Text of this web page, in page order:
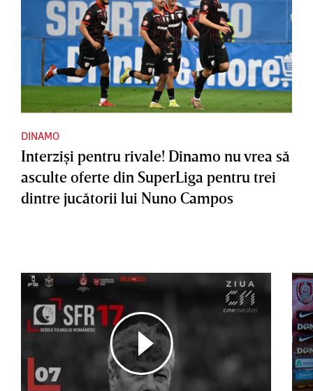
DINAMO
Interzişi pentru rivale! Dinamo nu vrea să
asculte oferte din SuperLiga pentru trei
dintre jucătorii lui Nuno Campos